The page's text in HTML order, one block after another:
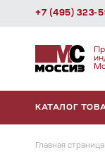
КАТАЛОГ
+7 (495) 323-
Главная страница